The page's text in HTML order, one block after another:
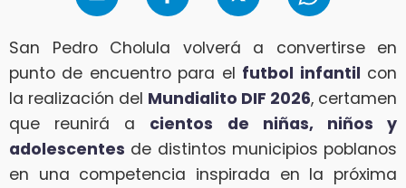
San Pedro Cholula volverá a convertirse en
punto de encuentro para el futbol infantil con
la realización del Mundialito DIF 2026, certamen
que reunirá a cientos de niñas, niños y
adolescentes de distintos municipios poblanos
en una competencia inspirada en la próxima